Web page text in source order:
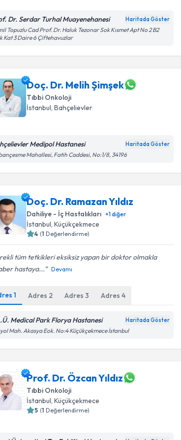
Dr. Serdar Turhal Muayenehanesi Haritada Göster
Topuzlu Cad Prof. Dr. Haluk Tezonar Sok Kısmet Apt No 2 B2
Kat 3 Daire 6 Çiftehavuzlar
Doç. Dr. Melih Şimşek
Tıbbi Onkoloji
İstanbul, Bahçelievler
Medipol Hastanesi Haritada Göster
Mahallesi, Fatih Caddesi, No:1/8, 34196
Doç. Dr. Ramazan Yıldız
Dahiliye - İç Hastalıkları +1diğer
İstanbul, Küçükçekmece
4 (1 Değerlendirme)
tüm tetkikleri eksiksiz yapan bir doktor olmakla
hastaya...
Devamı
1 Adres 2 Adres3 Adres4
Medical Park Florya Hastanesi Haritada Göster
Mah. Akasya Eok. No:4 Küçükçekmece İstanbul
Prof. Dr. Özcan Yıldız
Tıbbi Onkoloji
İstanbul, Küçükçekmece
5 (1 Değerlendirme)